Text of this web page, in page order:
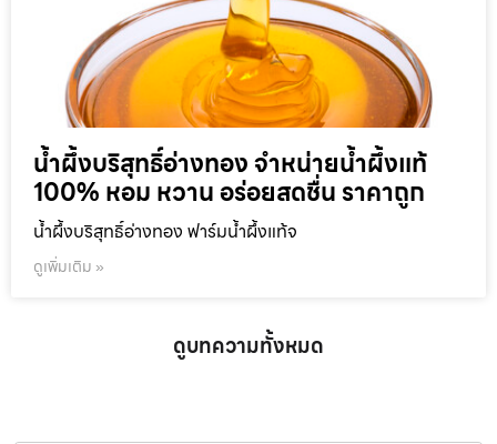
น้ำผึ้งบริสุทธิ์อ่างทอง จำหน่ายน้ำผึ้งแท้
100% หอม หวาน อร่อยสดชื่น ราคาถูก
น้ำผึ้งบริสุทธิ์อ่างทอง ฟาร์มน้ำผึ้งแท้จ
ดูเพิ่มเติม »
ดูบทความทั้งหมด